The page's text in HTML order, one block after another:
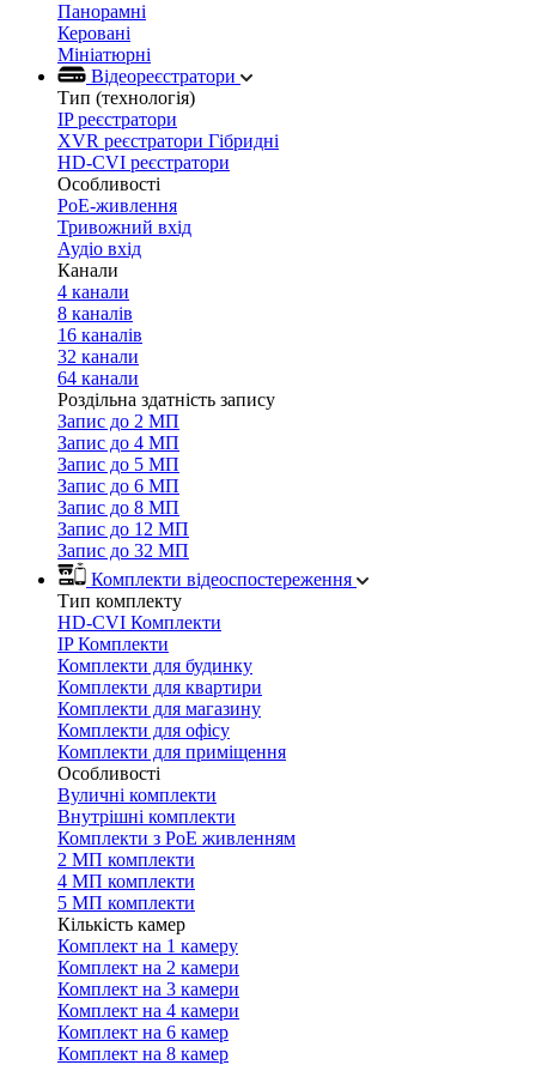
Панорамні
Керовані
Мініатюрні
Відеореєстратори
Тип (технологія)
IP реєстратори
XVR реєстратори Гібридні
HD-CVI реєстратори
Особливості
PoE-живлення
Тривожний вхід
Аудіо вхід
Канали
4 канали
8 каналів
16 каналів
32 канали
64 канали
Роздільна здатність запису
Запис до 2 МП
Запис до 4 МП
Запис до 5 МП
Запис до 6 МП
Запис до 8 МП
Запис до 12 МП
Запис до 32 МП
Комплекти відеоспостереження
Тип комплекту
HD-CVI Комплекти
IP Комплекти
Комплекти для будинку
Комплекти для квартири
Комплекти для магазину
Комплекти для офісу
Комплекти для приміщення
Особливості
Вуличні комплекти
Внутрішні комплекти
Комплекти з PoE живленням
2 МП комплекти
4 МП комплекти
5 МП комплекти
Кількість камер
Комплект на 1 камеру
Комплект на 2 камери
Комплект на 3 камери
Комплект на 4 камери
Комплект на 6 камер
Комплект на 8 камер